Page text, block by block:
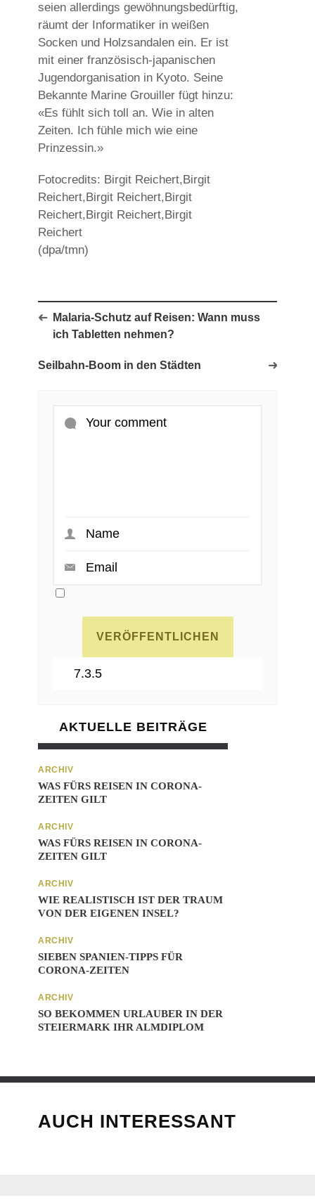
seien allerdings gewöhnungsbedürftig,
räumt der Informatiker in weißen
Socken und Holzsandalen ein. Er ist
mit einer französisch-japanischen
Jugendorganisation in Kyoto. Seine
Bekannte Marine Grouiller fügt hinzu:
«Es fühlt sich toll an. Wie in alten
Zeiten. Ich fühle mich wie eine
Prinzessin.»
Fotocredits: Birgit Reichert,Birgit
Reichert,Birgit Reichert,Birgit
Reichert,Birgit Reichert,Birgit
Reichert
(dpa/tmn)
Malaria-Schutz auf Reisen: Wann muss
ich Tabletten nehmen?
Seilbahn-Boom in den Städten
AKTUELLE BEITRÄGE
ARCHIV
WAS FÜRS REISEN IN CORONA-
ZEITEN GILT
ARCHIV
WAS FÜRS REISEN IN CORONA-
ZEITEN GILT
ARCHIV
WIE REALISTISCH IST DER TRAUM
VON DER EIGENEN INSEL?
ARCHIV
SIEBEN SPANIEN-TIPPS FÜR
CORONA-ZEITEN
ARCHIV
SO BEKOMMEN URLAUBER IN DER
STEIERMARK IHR ALMDIPLOM
AUCH INTERESSANT